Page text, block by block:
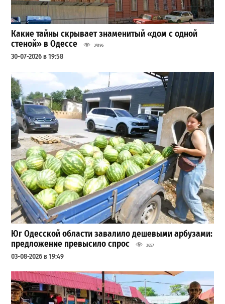
Какие тайны скрывает знаменитый «дом с одной
стеной» в Одессе
34196
30-07-2026 в 19:58
Юг Одесской области завалило дешевыми арбузами:
предложение превысило спрос
3657
03-08-2026 в 19:49